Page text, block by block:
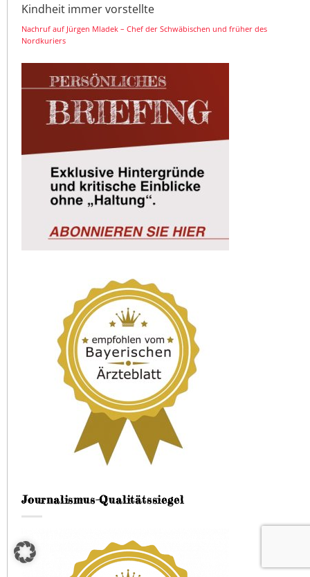
Kindheit immer vorstellte
Nachruf auf Jürgen Mladek – Chef der Schwäbischen und früher des
Nordkuriers
Journalismus-Qualitätssiegel